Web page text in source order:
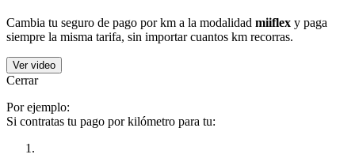
Cambia tu seguro de pago por km a la modalidad miiflex y paga
siempre la misma tarifa, sin importar cuantos km recorras.
Ver video
Cerrar
Por ejemplo:
Si contratas tu pago por kilómetro para tu: